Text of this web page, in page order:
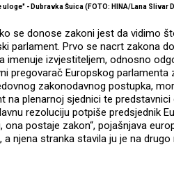
- Dubravka Šuica (FOTO: HINA/Lana Slivar
se donose zakoni jest da vidimo
parlament. Prvo se nacrt zakona
imenuje izvjestiteljem, odnosno
pregovarač Europskog parlamenta
zakonodavnog postupka,
na plenarnoj sjednici te predstavnici
rezoluciju potpiše predsjednik
ona postaje zakon“, pojašnjava
njena stranka stavila ju je na